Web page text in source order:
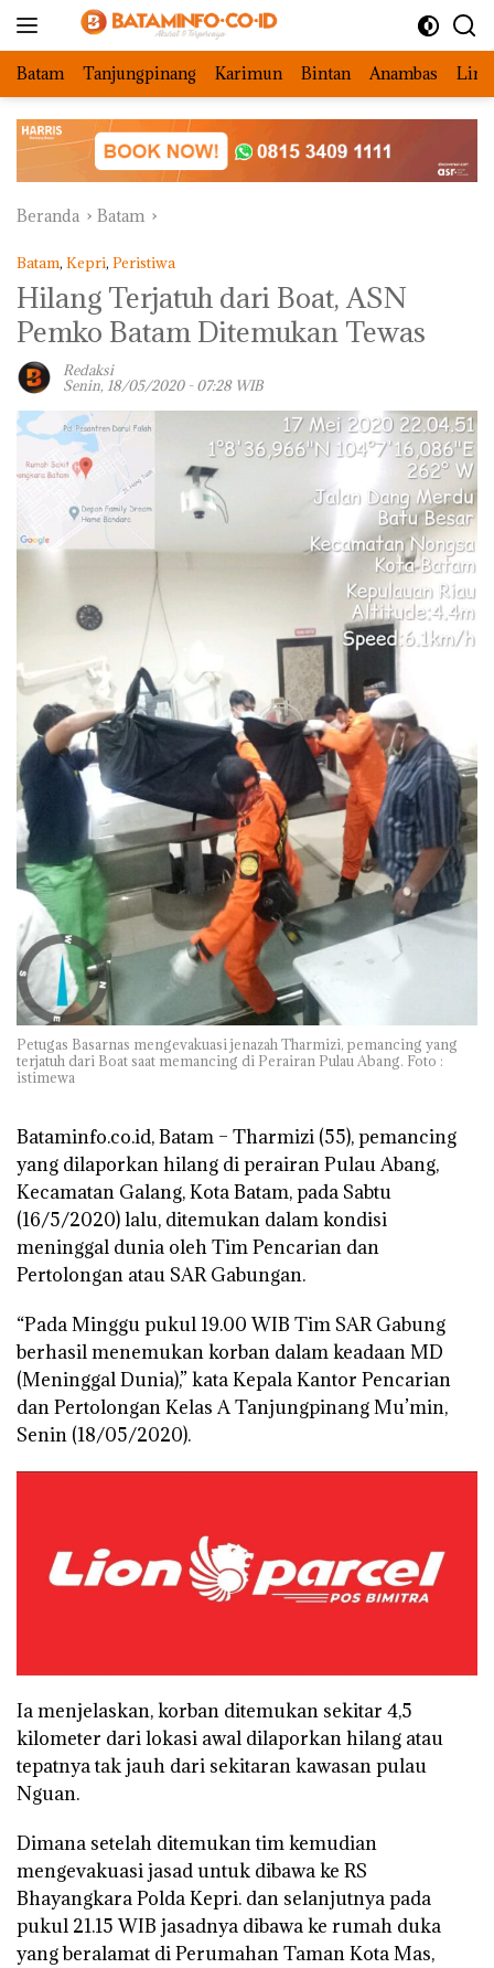
Batam Tanjungpinang Karimun Bintan Anambas
Beranda Batam
Batam, Kepri, Peristiwa
Hilang Terjatuh dari Boat, ASN
Pemko Batam Ditemukan Tewas
Redaksi
Senin, 18/05/2020 - 07:28 WIB
Petugas Basarnas mengevakuasi jenazah Tharmizi, pemancing yang
terjatuh dari Boat saat memancing di Perairan Pulau Abang. Foto :
istimewa
Bataminfo.co.id, Batam – Tharmizi (55), pemancing
yang dilaporkan hilang di perairan Pulau Abang,
Kecamatan Galang, Kota Batam, pada Sabtu
(16/5/2020) lalu, ditemukan dalam kondisi
meninggal dunia oleh Tim Pencarian dan
Pertolongan atau SAR Gabungan.
“Pada Minggu pukul 19.00 WIB Tim SAR Gabung
berhasil menemukan korban dalam keadaan MD
(Meninggal Dunia),” kata Kepala Kantor Pencarian
dan Pertolongan Kelas A Tanjungpinang Mu’min,
Senin (18/05/2020).
Ia menjelaskan, korban ditemukan sekitar 4,5
kilometer dari lokasi awal dilaporkan hilang atau
tepatnya tak jauh dari sekitaran kawasan pulau
Nguan.
Dimana setelah ditemukan tim kemudian
mengevakuasi jasad untuk dibawa ke RS
Bhayangkara Polda Kepri. dan selanjutnya pada
pukul 21.15 WIB jasadnya dibawa ke rumah duka
yang beralamat di Perumahan Taman Kota Mas,